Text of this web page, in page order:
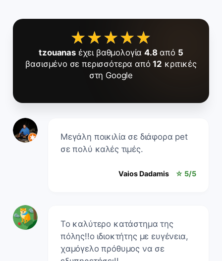
★★★★★
★★★★★
tzouanasέχει βαθμολογία4.8από 5
βασισμένο σε περισσότερα από12 κριτικές
στη Google
Μεγάλη ποικιλία σε διάφορα pet
σε πολύ καλές τιμές.
Vaios Dadamis ☆ 5/5
Το καλύτερο κατάστημα της
πόλης!!ο ιδιοκτήτης με ευγένεια,
χαμόγελο πρόθυμος να σε